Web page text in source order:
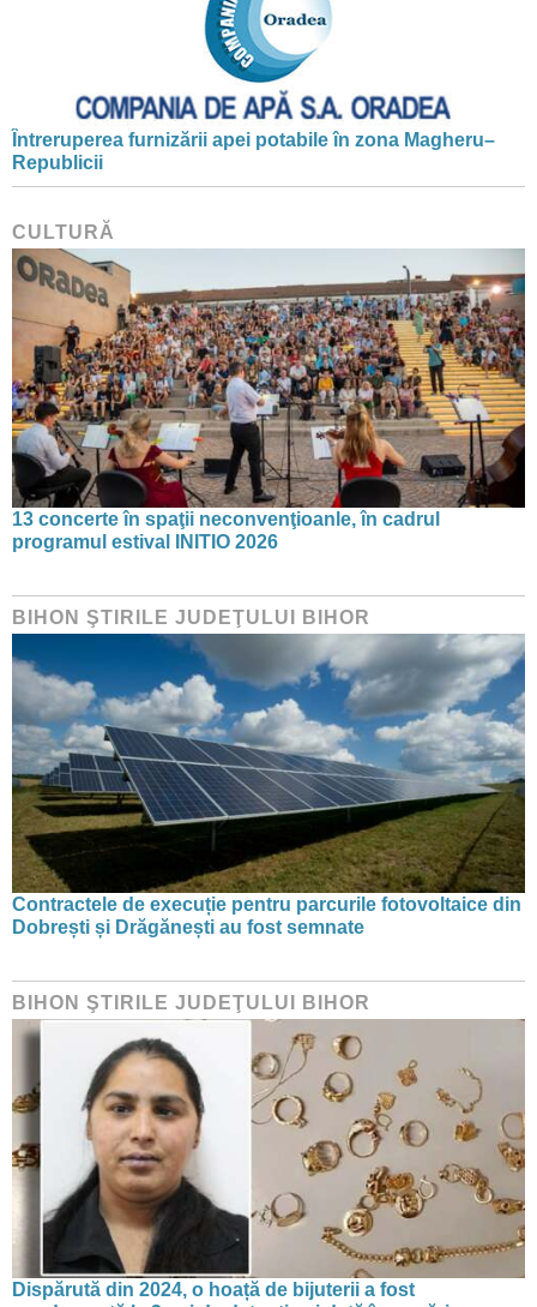
Întreruperea furnizării apei potabile în zona Magheru–
Republicii
CULTURĂ
13 concerte în spaţii neconvenţioanle, în cadrul
programul estival INITIO 2026
BIHON ŞTIRILE JUDEŢULUI BIHOR
Contractele de execuție pentru parcurile fotovoltaice din
Dobrești și Drăgănești au fost semnate
BIHON ŞTIRILE JUDEŢULUI BIHOR
Dispărută din 2024, o hoață de bijuterii a fost